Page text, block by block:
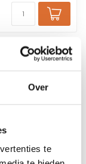
Over
te